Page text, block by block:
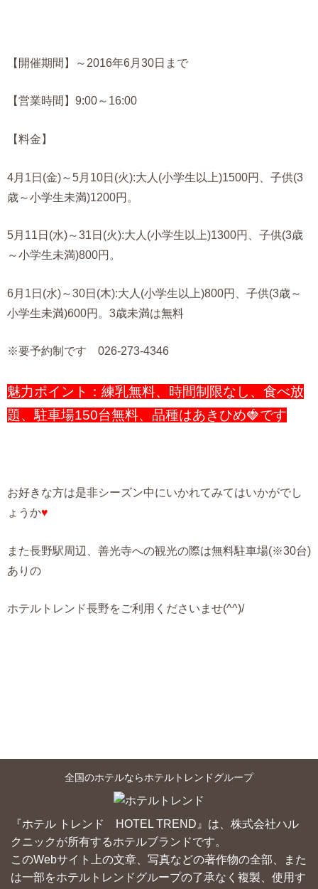
【開催期間】～2016年6月30日まで
【営業時間】9:00～16:00
【料金】
4月1日(金)～5月10日(火):大人(小学生以上)1500円、子供(3
歳～小学生未満)1200円。
5月11日(水)～31日(火):大人(小学生以上)1300円、子供(3歳
～小学生未満)800円。
6月1日(水)～30日(木):大人(小学生以上)800円、子供(3歳～
小学生未満)600円。3歳未満は無料
※要予約制です 026-273-4346
魅力ポイント：練乳無料、時間制限なし、食べ放
題、駐車場150台無料、品種はあきひめ🍓です
お好きな方は是非シーズン中にいかれてみてはいかがでし
ょうか♥
また長野駅周辺、善光寺への観光の際は無料駐車場(※30台)
ありの
ホテルトレンド長野をご利用くださいませ(^^)/
全国のホテルならホテルトレンドグループ
『ホテル トレンド HOTEL TREND』は、株式会社ハル
クニックが所有するホテルブランドです。
このWebサイト上の文章、写真などの著作物の全部、また
は一部をホテルトレンドグループの了承なく複製、使用す